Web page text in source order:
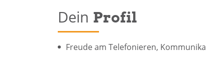
Dein Profil
Freude am Telefonieren,